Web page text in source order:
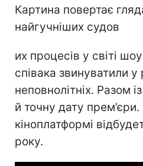
Картина повертає
найгучніших судов
их процесів у світі
співака звинуватили у
неповнолітніх. Разом
й точну дату прем’єри.
кіноплатформі
року.